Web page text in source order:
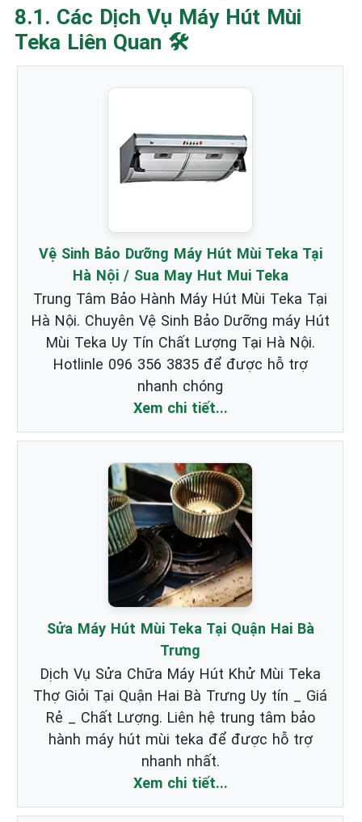
8.1. Các Dịch Vụ Máy Hút Mùi
Teka Liên Quan 🛠️
Vệ Sinh Bảo Dưỡng Máy Hút Mùi Teka Tại
Hà Nội / Sua May Hut Mui Teka
Trung Tâm Bảo Hành Máy Hút Mùi Teka Tại
Hà Nội. Chuyên Vệ Sinh Bảo Dưỡng máy Hút
Mùi Teka Uy Tín Chất Lượng Tại Hà Nội.
Hotlinle 096 356 3835 để được hỗ trợ
nhanh chóng
Xem chi tiết...
Sửa Máy Hút Mùi Teka Tại Quận Hai Bà
Trưng
Dịch Vụ Sửa Chữa Máy Hút Khử Mùi Teka
Thợ Giỏi Tại Quận Hai Bà Trưng Uy tín _ Giá
Rẻ _ Chất Lượng. Liên hệ trung tâm bảo
hành máy hút mùi teka để được hỗ trợ
nhanh nhất.
Xem chi tiết...